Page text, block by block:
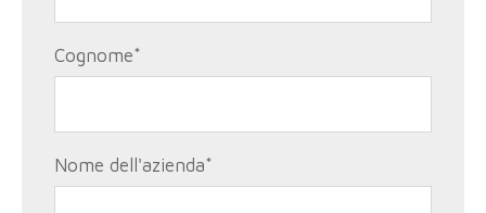
Cognome*
Nome dell'azienda*